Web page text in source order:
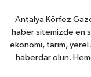
Antalya Körfez
haber sitemizde en
ekonomi, tarım,
haberdar olun.